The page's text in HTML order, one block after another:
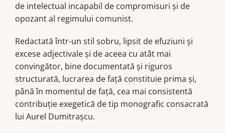
de intelectual incapabil de compromisuri și de
opozant al regimului comunist.
Redactată într-un stil sobru, lipsit de efuziuni și
excese adjectivale și de aceea cu atât mai
convingător, bine documentată și riguros
structurată, lucrarea de față constituie prima și,
până în momentul de față, cea mai consistentă
contribuție exegetică de tip monografic consacrată
lui Aurel Dumitrașcu.